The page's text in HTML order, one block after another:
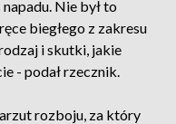
Nie był to
biegłego z zakresu
i skutki, jakie
- podał rzecznik.
rozboju, za który